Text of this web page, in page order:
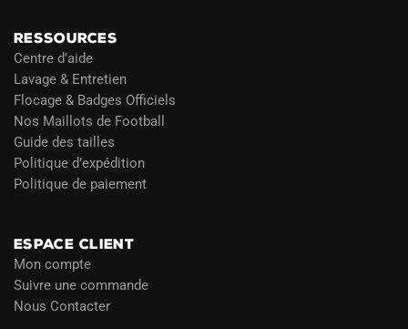
RESSOURCES
Centre d’aide
Lavage & Entretien
Flocage & Badges Officiels
Nos Maillots de Football
Guide des tailles
Politique d’expédition
Politique de paiement
ESPACE CLIENT
Mon compte
Suivre une commande
Nous Contacter